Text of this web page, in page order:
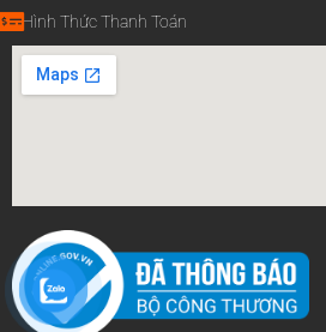
Hình Thức Thanh Toán